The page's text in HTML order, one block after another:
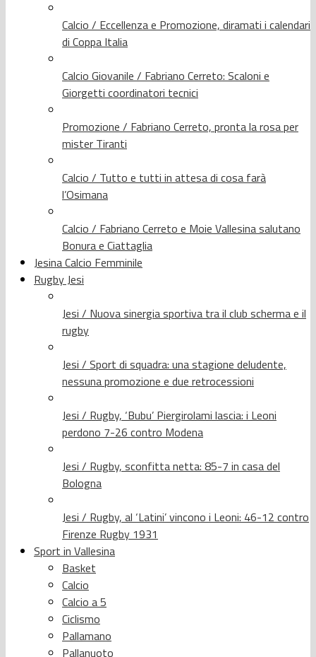
Calcio / Eccellenza e Promozione, diramati i calendari
di Coppa Italia
Calcio Giovanile / Fabriano Cerreto: Scaloni e
Giorgetti coordinatori tecnici
Promozione / Fabriano Cerreto, pronta la rosa per
mister Tiranti
Calcio / Tutto e tutti in attesa di cosa farà
l’Osimana
Calcio / Fabriano Cerreto e Moie Vallesina salutano
Bonura e Ciattaglia
Jesina Calcio Femminile
Rugby Jesi
Jesi / Nuova sinergia sportiva tra il club scherma e il
rugby
Jesi / Sport di squadra: una stagione deludente,
nessuna promozione e due retrocessioni
Jesi / Rugby, ‘Bubu’ Piergirolami lascia: i Leoni
perdono 7-26 contro Modena
Jesi / Rugby, sconfitta netta: 85-7 in casa del
Bologna
Jesi / Rugby, al ‘Latini’ vincono i Leoni: 46-12 contro
Firenze Rugby 1931
Sport in Vallesina
Basket
Calcio
Calcio a 5
Ciclismo
Pallamano
Pallanuoto